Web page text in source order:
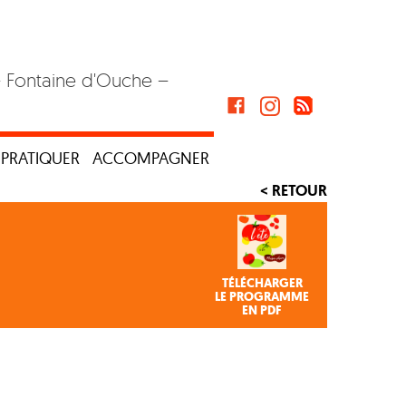
d'Ouche –
PRATIQUER ACCOMPAGNER
< RETOUR
TÉLÉCHARGER
LE PROGRAMME
EN PDF